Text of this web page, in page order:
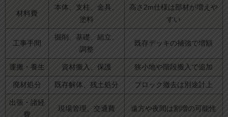
材料費
本体、支柱、金具、
塗料
高さ2m仕様は部材が増えや
すい
工事手間
掘削、基礎、組立、
調整
既存デッキの補強で増額
運搬・養生 資材搬入、保護 狭小地や階段搬入で追加
廃材処分 既存解体、残土処分 ブロック撤去は別途計上
出張・諸経
費
現場管理、交通費 遠方や夜間は割増の可能性